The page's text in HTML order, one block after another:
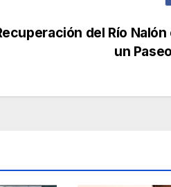
del Río
un